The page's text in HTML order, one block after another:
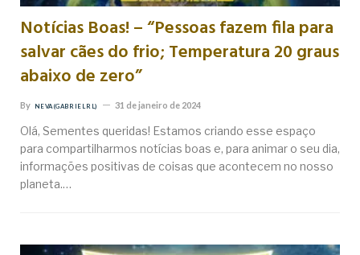
Notícias Boas! – “Pessoas fazem fila para
salvar cães do frio; Temperatura 20 graus
abaixo de zero”
By NEVA (GABRIEL RL) 31 de janeiro de 2024
Olá, Sementes queridas! Estamos criando esse espaço
para compartilharmos notícias boas e, para animar o seu dia,
informações positivas de coisas que acontecem no nosso
planeta.…